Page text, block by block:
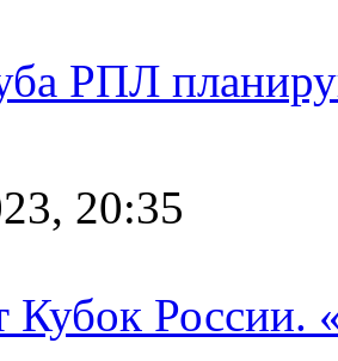
РПЛ
20:35
Кубок России.